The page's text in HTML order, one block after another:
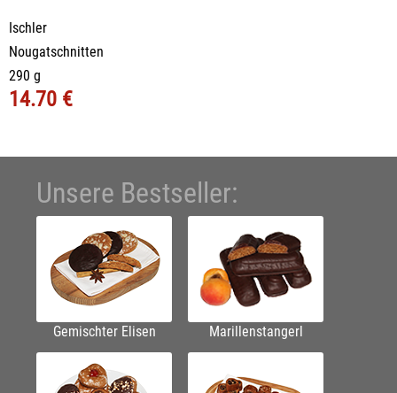
Ischler
Nougatschnitten
290 g
14.70 €
Unsere Bestseller:
Gemischter Elisen Marillenstangerl